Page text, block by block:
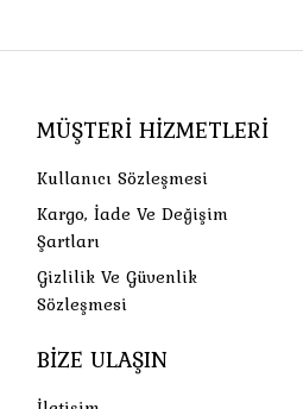
MÜŞTERI HIZMETLERI
Kullanıcı Sözleşmesi
Kargo, İade Ve Değişim
Şartları
Gizlilik Ve Güvenlik
Sözleşmesi
BIZE ULAŞIN